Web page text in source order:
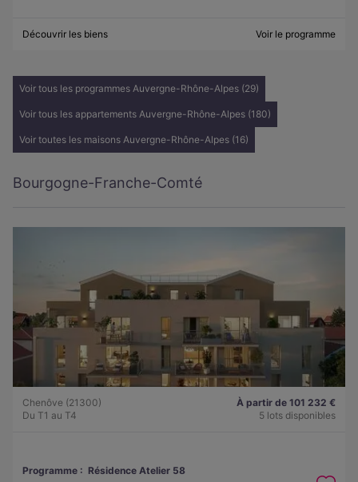
Découvrir les biens Voir le programme
Voir tous les programmes Auvergne-Rhône-Alpes (29)
Voir tous les appartements Auvergne-Rhône-Alpes (180)
Voir toutes les maisons Auvergne-Rhône-Alpes (16)
Bourgogne-Franche-Comté
Chenôve (21300)
Du T1 au T4
À partir de 101 232 €
5 lots disponibles
Programme : Résidence Atelier 58